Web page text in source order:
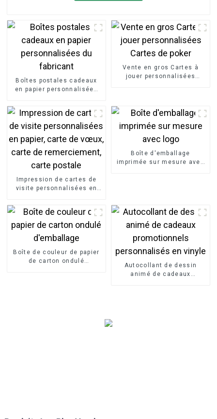
Boîtes postales cadeaux
en papier personnalisées
Vente en gros Cartes à
jouer personnalisées
Impression de cartes de
visite personnalisées en
postale
Boîte d'emballage
imprimée sur mesure avec
Boîte de couleur de papier
de carton ondulé
Autocollant de dessin
animé de cadeaux